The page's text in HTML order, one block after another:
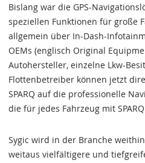
Bislang war die GPS-
speziellen Funktionen für große
allgemein über In-Dash-
OEMs (englisch Original
Autohersteller, einzelne Lkw-
Flottenbetreiber können jetzt
SPARQ auf die professionelle
die für jedes Fahrzeug mit
Sygic wird in der Branche
weitaus vielfältigere und